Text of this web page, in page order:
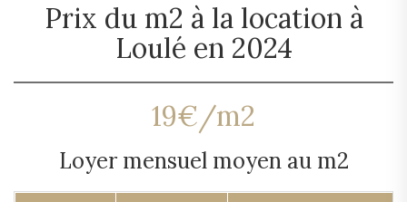
Prix du m2 à la location à
Loulé en 2024
19€/m2
Loyer mensuel moyen au m2